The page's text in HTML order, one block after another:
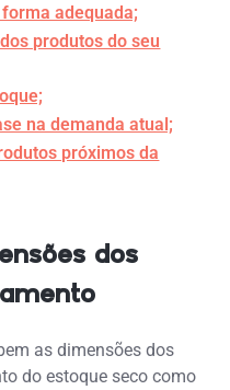
adequada;
produtos do seu
na demanda atual;
próximos da
dos
as dimensões dos
do estoque seco como